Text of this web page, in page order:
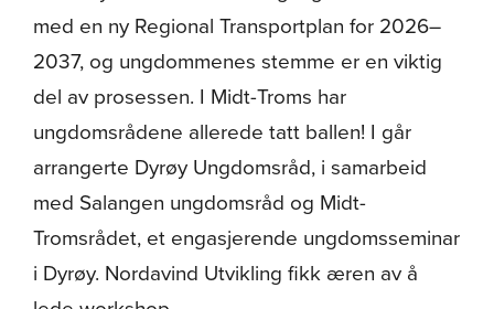
med en ny Regional Transportplan for 2026–
2037, og ungdommenes stemme er en viktig
del av prosessen. I Midt-Troms har
ungdomsrådene allerede tatt ballen! I går
arrangerte Dyrøy Ungdomsråd, i samarbeid
med Salangen ungdomsråd og Midt-
Tromsrådet, et engasjerende ungdomsseminar
i Dyrøy. Nordavind Utvikling fikk æren av å